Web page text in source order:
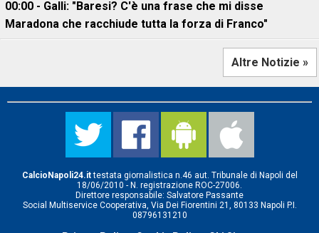
00:00 - Galli: "Baresi? C'è una frase che mi disse
Maradona che racchiude tutta la forza di Franco"
Altre Notizie »
CalcioNapoli24.ittestata giornalistica n.46 aut. Tribunale di Napoli del
18/06/2010 - N. registrazione ROC-27006.
Direttore responsabile: Salvatore Passante
Social Multiservice Cooperativa, Via Dei Fiorentini 21, 80133 Napoli P.I.
08796131210